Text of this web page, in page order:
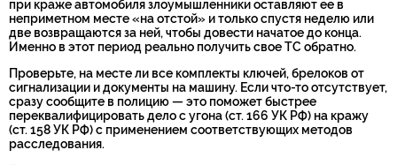
при краже автомобиля злоумышленники оставляют ее в
неприметном месте «на отстой» и только спустя неделю или
две возвращаются за ней, чтобы довести начатое до конца.
Именно в этот период реально получить свое ТС обратно.
Проверьте, на месте ли все комплекты ключей, брелоков от
сигнализации и документы на машину. Если что-то отсутствует,
сразу сообщите в полицию — это поможет быстрее
переквалифицировать дело с угона (ст. 166 УК РФ) на кражу
(ст. 158 УК РФ) с применением соответствующих методов
расследования.